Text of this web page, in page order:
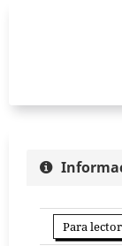
Para